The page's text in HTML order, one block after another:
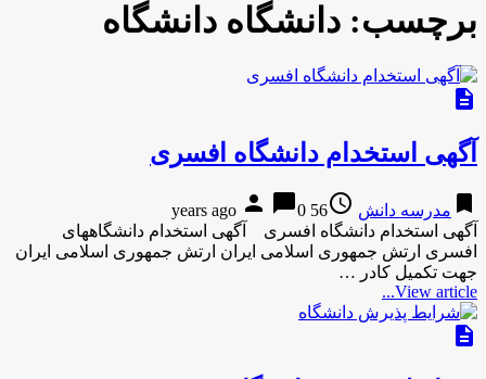
برچسب: دانشگاه دانشگاه
description
آگهی استخدام دانشگاه افسری
bookmark مدرسه دانش access_time
56 years ago
person chat_bubble0
آگهی استخدام دانشگاه افسری آگهی استخدام دانشگاههای
افسری ارتش جمهوری اسلامی ایران ارتش جمهوری اسلامی ایران
جهت تکمیل کادر …
View article...
description